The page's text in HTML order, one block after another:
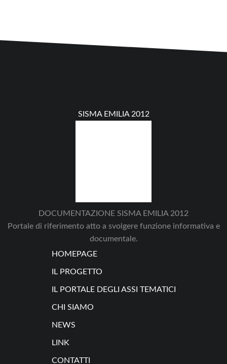
SISMA EMILIA 2012
DOCUMENTAZIONE SISMA EMILIA 2012
Portale di riferimento atto a svolgere funzione informativa e
documentale.
HOMEPAGE
IL PROGETTO
IL PORTALE DEGLI ASSI TEMATICI
CHI SIAMO
NEWS
LINK
CONTATTI